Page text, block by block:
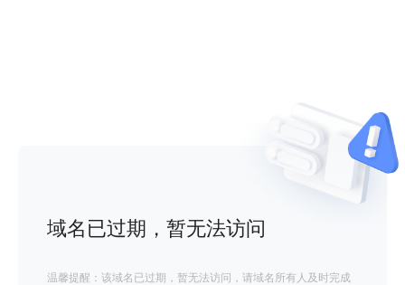
域名已过期，暂无法访问
温馨提醒：该域名已过期，暂无法访问，请域名所有人及时完成